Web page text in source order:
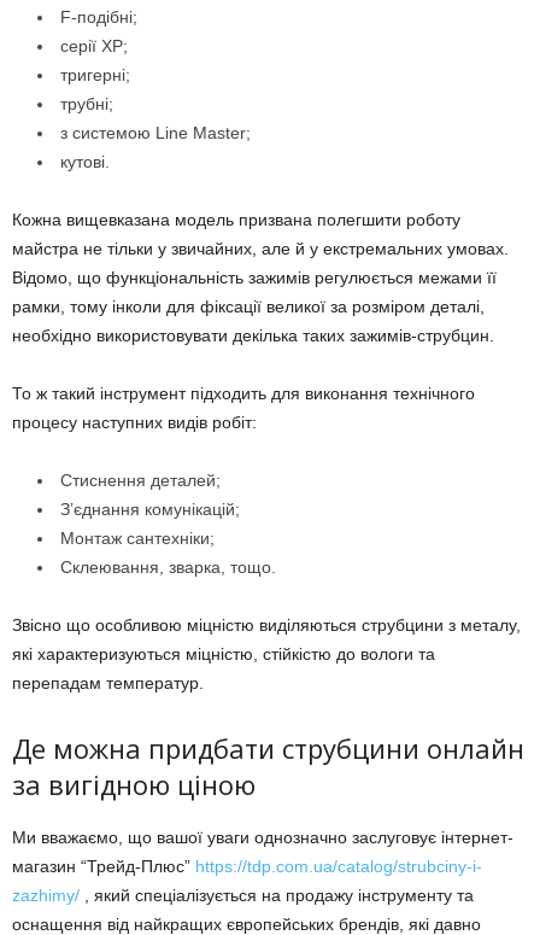
F-подібні;
серії ХР;
тригерні;
трубні;
з системою Line Master;
кутові.
Кожна вищевказана модель призвана полегшити роботу
майстра не тільки у звичайних, але й у екстремальних умовах.
Відомо, що функціональність зажимів регулюється межами її
рамки, тому інколи для фіксації великої за розміром деталі,
необхідно використовувати декілька таких зажимів-струбцин.
То ж такий інструмент підходить для виконання технічного
процесу наступних видів робіт:
Стиснення деталей;
З’єднання комунікацій;
Монтаж сантехніки;
Склеювання, зварка, тощо.
Звісно що особливою міцністю виділяються струбцини з металу,
які характеризуються міцністю, стійкістю до вологи та
перепадам температур.
Де можна придбати струбцини онлайн
за вигідною ціною
Ми вважаємо, що вашої уваги однозначно заслуговує інтернет-
магазин “Трейд-Плюс” https://tdp.com.ua/catalog/strubciny-i-
zazhimy/ , який спеціалізується на продажу інструменту та
оснащення від найкращих європейських брендів, які давно